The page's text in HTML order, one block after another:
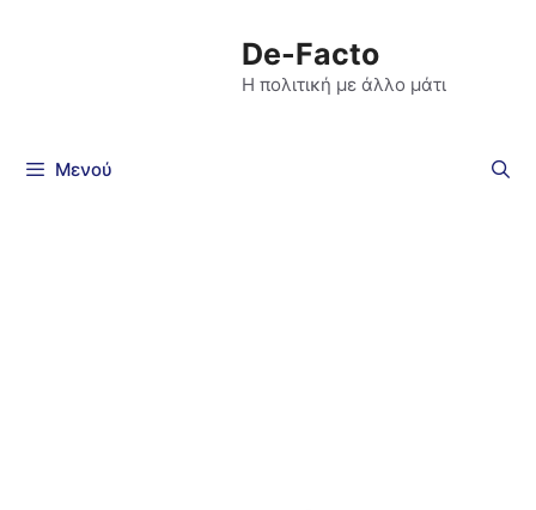
De-Facto
Η πολιτική με άλλο μάτι
Μενού